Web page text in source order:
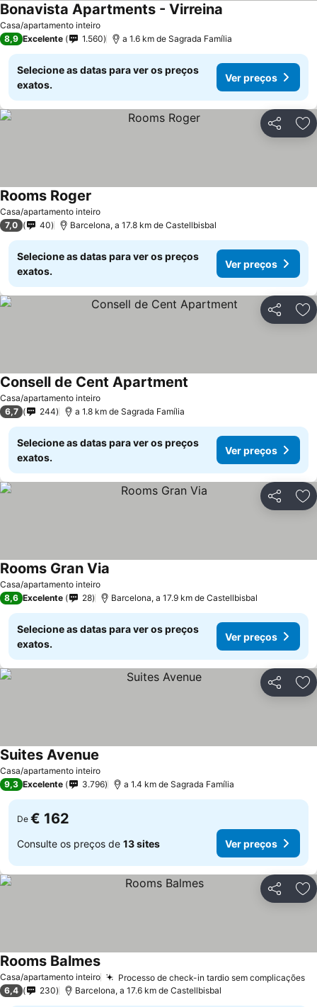
Casa/apartamento inteiro
Bonavista Apartments - Virreina
8,9 Excelente 1.560 a 1.6 km de Sagrada Família
Selecione as datas para ver os preços
exatos.
Ver preços
Partilhar
Casa/apartamento inteiro
Rooms Roger
7,0 40 Barcelona, a 17.8 km de Castellbisbal
Selecione as datas para ver os preços
exatos.
Ver preços
Partilhar
Casa/apartamento inteiro
Consell de Cent Apartment
6,7 244 a 1.8 km de Sagrada Família
Selecione as datas para ver os preços
exatos.
Ver preços
Partilhar
Casa/apartamento inteiro
Rooms Gran Via
8,6 Excelente 28 Barcelona, a 17.9 km de Castellbisbal
Selecione as datas para ver os preços
exatos.
Ver preços
Partilhar
Casa/apartamento inteiro
Suites Avenue
9,3 Excelente 3.796 a 1.4 km de Sagrada Família
De € 162
Consulte os preços de 13 sites Ver preços
Partilhar
Casa/apartamento inteiro Processo de check-in tardio sem complicações
Rooms Balmes
6,4 230 Barcelona, a 17.6 km de Castellbisbal